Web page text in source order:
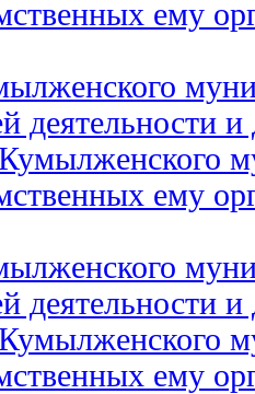
ему
деятельности
ему
деятельности
ему